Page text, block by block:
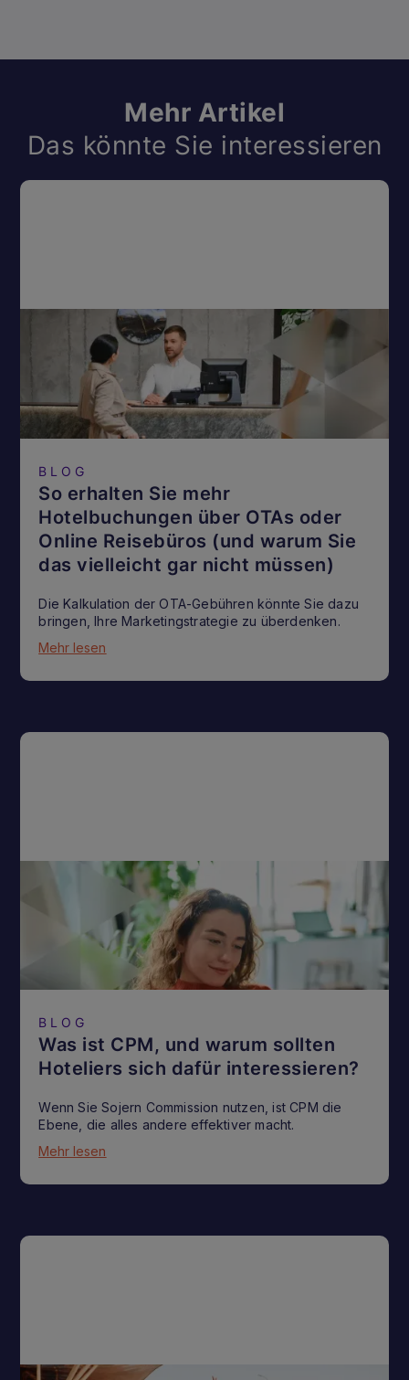
Mehr Artikel
Das könnte Sie interessieren
BLOG
So erhalten Sie mehr
Hotelbuchungen über OTAs oder
Online Reisebüros (und warum Sie
das vielleicht gar nicht müssen)
Die Kalkulation der OTA-Gebühren könnte Sie dazu
bringen, Ihre Marketingstrategie zu überdenken.
Mehr lesen
BLOG
Was ist CPM, und warum sollten
Hoteliers sich dafür interessieren?
Wenn Sie Sojern Commission nutzen, ist CPM die
Ebene, die alles andere effektiver macht.
Mehr lesen